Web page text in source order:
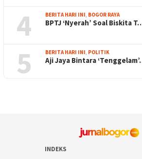
4 BERITA HARI INI, BOGOR RAYA
BPTJ ‘Nyerah’ Soal Biskita
5 BERITA HARI INI, POLITIK
Aji Jaya Bintara
INDEKS